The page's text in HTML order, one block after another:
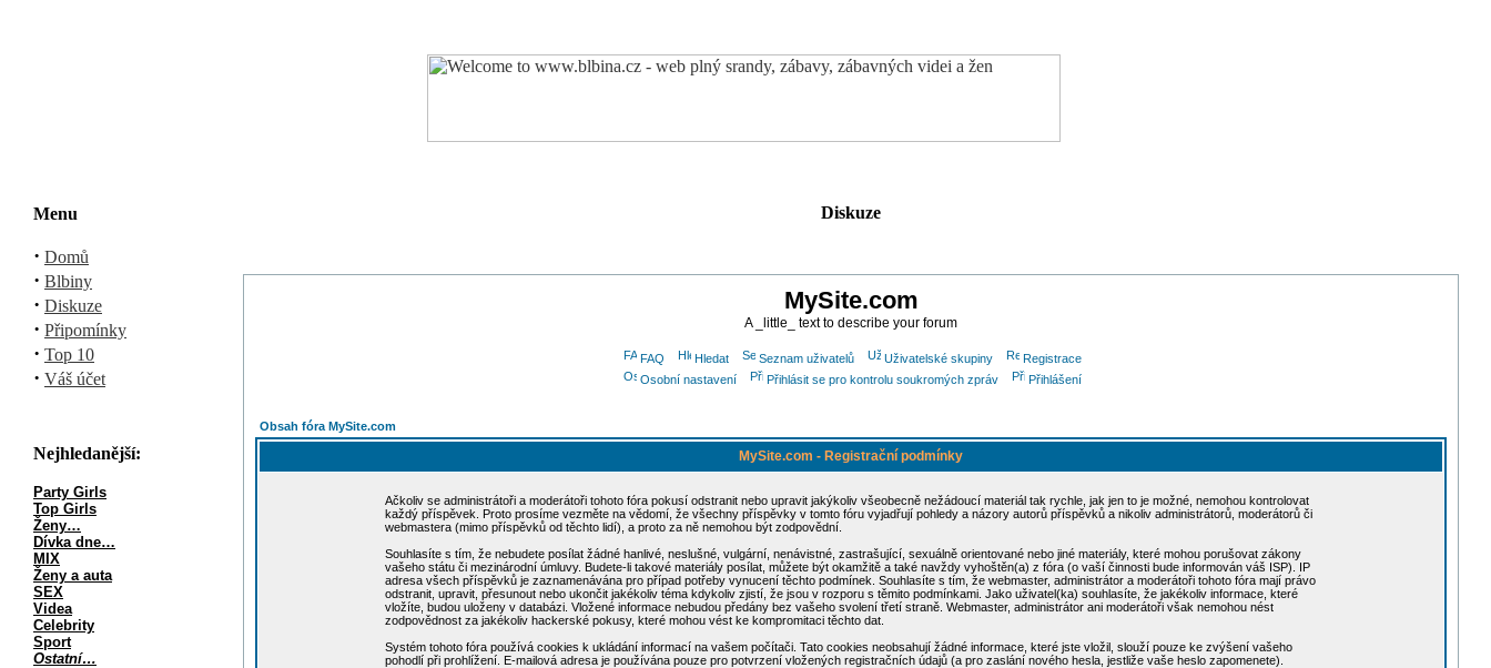
Menu
· Domů
· Blbiny
· Diskuze
· Připomínky
· Top 10
· Váš účet
Nejhledanější:
Party Girls
Top Girls
Ženy…
Dívka dne…
MIX
Ženy a auta
SEX
Videa
Celebrity
Sport
Ostatní…
Diskuze
MySite.com
A _little_ text to describe your forum
FAQ Hledat Seznam uživatelů Uživatelské skupiny
Registrace
Osobní nastavení
Přihlásit se pro kontrolu soukromých zpráv Přihlášení
Obsah fóra MySite.com
MySite.com - Registrační podmínky
Ačkoliv se administrátoři a moderátoři tohoto fóra pokusí odstranit nebo upravit jakýkoliv všeobecně nežádoucí materiál tak rychle, jak jen to je možné, nemohou kontrolovat
každý příspěvek. Proto prosíme vezměte na vědomí, že všechny příspěvky v tomto fóru vyjadřují pohledy a názory autorů příspěvků a nikoliv administrátorů, moderátorů či
webmastera (mimo příspěvků od těchto lidí), a proto za ně nemohou být zodpovědní.
Souhlasíte s tím, že nebudete posílat žádné hanlivé, neslušné, vulgární, nenávistné, zastrašující, sexuálně orientované nebo jiné materiály, které mohou porušovat zákony
vašeho státu či mezinárodní úmluvy. Budete-li takové materiály posílat, můžete být okamžitě a také navždy vyhoštěn(a) z fóra (o vaší činnosti bude informován váš ISP). IP
adresa všech příspěvků je zaznamenávána pro případ potřeby vynucení těchto podmínek. Souhlasíte s tím, že webmaster, administrátor a moderátoři tohoto fóra mají právo
odstranit, upravit, přesunout nebo ukončit jakékoliv téma kdykoliv zjistí, že jsou v rozporu s těmito podmínkami. Jako uživatel(ka) souhlasíte, že jakékoliv informace, které
vložíte, budou uloženy v databázi. Vložené informace nebudou předány bez vašeho svolení třetí straně. Webmaster, administrátor ani moderátoři však nemohou nést
zodpovědnost za jakékoliv hackerské pokusy, které mohou vést ke kompromitaci těchto dat.
Systém tohoto fóra používá cookies k ukládání informací na vašem počítači. Tato cookies neobsahují žádné informace, které jste vložil, slouží pouze ke zvýšení vašeho
pohodlí při prohlížení. E-mailová adresa je používána pouze pro potvrzení vložených registračních údajů (a pro zaslání nového hesla, jestliže vaše heslo zapomenete).